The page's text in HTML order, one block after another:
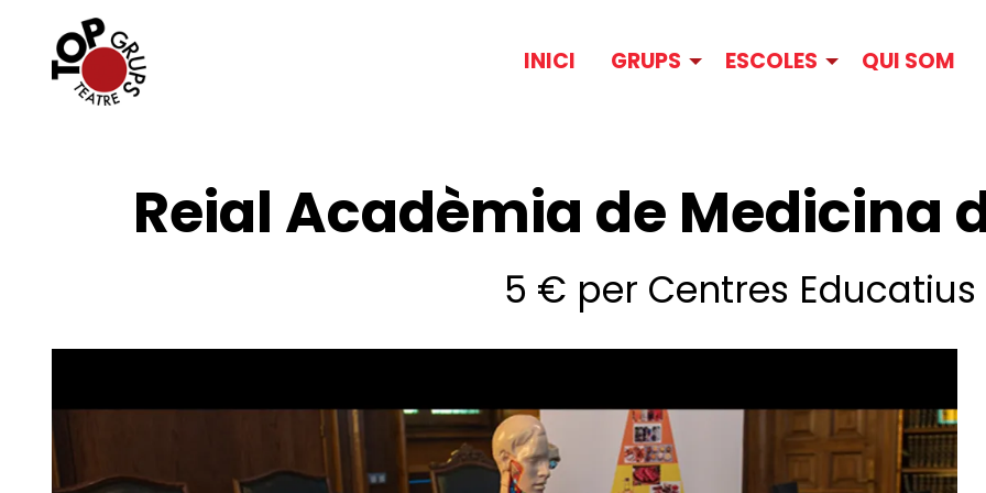
INICI GRUPS ESCOLES QUI SOM
Reial Acadèmia de Medicina
5 € per Centres Educatius